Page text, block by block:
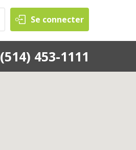
Se connecter
(514) 453-1111